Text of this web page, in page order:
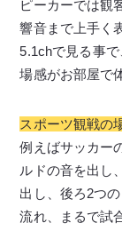
ピーカーでは観
響音まで上手く
5.1chで見る事
場感がお部屋で
スポーツ観戦の
例えばサッカー
ルドの音を出し
出し、後ろ2つ
流れ、まるで試